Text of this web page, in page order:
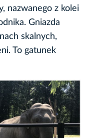
nazwanego z kolei
Gniazda
skalnych,
To gatunek